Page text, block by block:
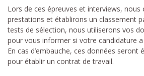
Lors de ces épreuves et interviews, nous
prestations et établirons un classement
tests de sélection, nous utiliserons vos
pour vous informer si votre candidature
En cas d’embauche, ces données seront
pour établir un contrat de travail.